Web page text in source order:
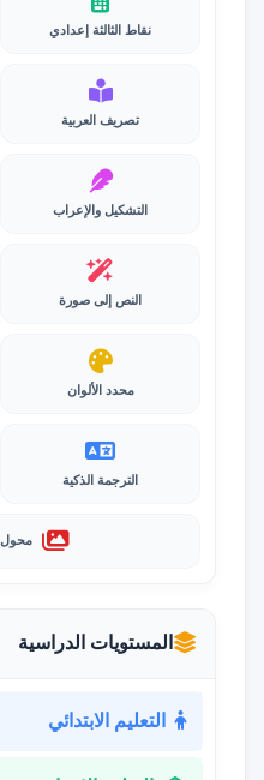
نقاط الثالثة إعدادي
تصريف العربية
التشكيل والإعراب
النص إلى صورة
محدد الألوان
الترجمة الذكية
محول PDF إلى صور
المستويات الدراسية
التعليم الابتدائي